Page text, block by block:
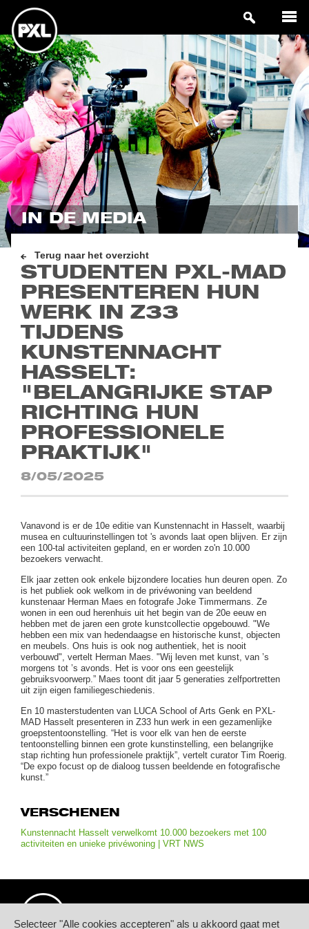
Selecteer "Alle cookies accepteren" als u akkoord gaat met
IN DE MEDIA
Terug naar het overzicht
STUDENTEN PXL-MAD
PRESENTEREN HUN
WERK IN Z33
TIJDENS
KUNSTENNACHT
HASSELT:
"BELANGRIJKE STAP
RICHTING HUN
PROFESSIONELE
PRAKTIJK"
8/05/2025
Vanavond is er de 10e editie van Kunstennacht in Hasselt, waarbij
musea en cultuurinstellingen tot 's avonds laat open blijven. Er zijn
een 100-tal activiteiten gepland, en er worden zo'n 10.000
bezoekers verwacht.
Elk jaar zetten ook enkele bijzondere locaties hun deuren open. Zo
is het publiek ook welkom in de privéwoning van beeldend
kunstenaar Herman Maes en fotografe Joke Timmermans. Ze
wonen in een oud herenhuis uit het begin van de 20e eeuw en
hebben met de jaren een grote kunstcollectie opgebouwd. "We
hebben een mix van hedendaagse en historische kunst, objecten
en meubels. Ons huis is ook nog authentiek, het is nooit
verbouwd", vertelt Herman Maes. "Wij leven met kunst, van ’s
morgens tot ’s avonds. Het is voor ons een geestelijk
gebruiksvoorwerp.” Maes toont dit jaar 5 generaties zelfportretten
uit zijn eigen familiegeschiedenis.
En 10 masterstudenten van LUCA School of Arts Genk en PXL-
MAD Hasselt presenteren in Z33 hun werk in een gezamenlijke
groepstentoonstelling. “Het is voor elk van hen de eerste
tentoonstelling binnen een grote kunstinstelling, een belangrijke
stap richting hun professionele praktijk”, vertelt curator Tim Roerig.
“De expo focust op de dialoog tussen beeldende en fotografische
kunst.”
VERSCHENEN
Kunstennacht Hasselt verwelkomt 10.000 bezoekers met 100
activiteiten en unieke privéwoning | VRT NWS